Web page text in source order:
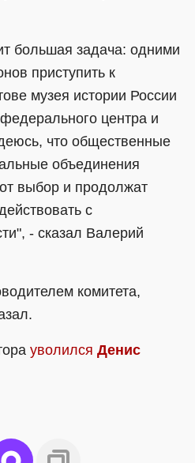
большая задача: одними
приступить к
музея истории России
центра и
что общественные
объединения
выбор и продолжат
с
- сказал Валерий
комитета,
уволился Денис